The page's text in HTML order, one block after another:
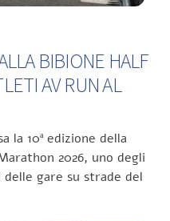
BIBIONE HALF
AV RUN AL
la 10ª edizione della
2026, uno degli
gare su strade del